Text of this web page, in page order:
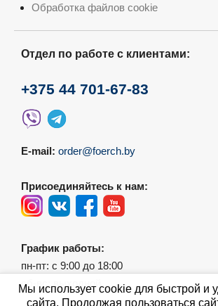
Обработка файлов cookie
Отдел по работе с клиентами:
+375 44 701-67-83
E-mail: order@foerch.by
Присоединяйтесь к нам:
График работы:
пн-пт: с 9:00 до 18:00
сб-вс: выходной
Мы использует cookie для быстрой и
сайта. Продолжая пользоваться